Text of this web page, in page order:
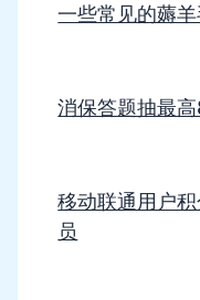
一些常见的薅
消保答题抽最
移动联通用户
员